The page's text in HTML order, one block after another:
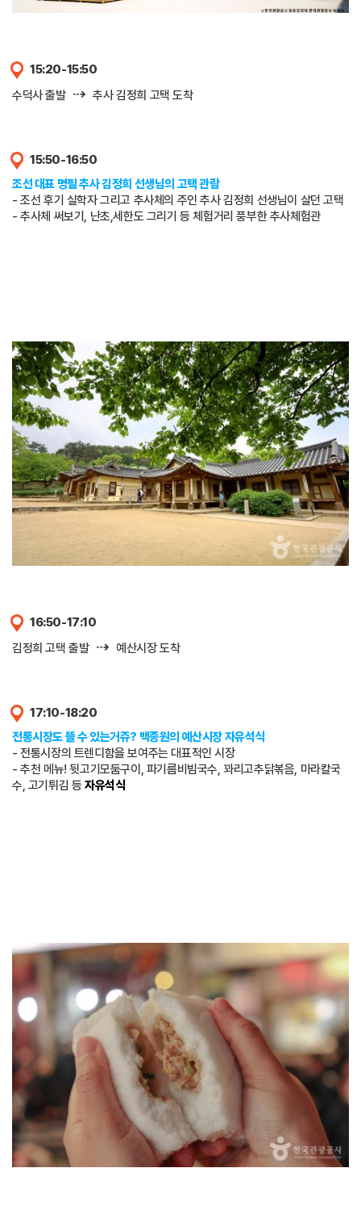
15:20-15:50
수덕사 출발 ⇢ 추사 김정희 고택 도착
15:50-16:50
조선 대표 명필 추사 김정희 선생님의 고택 관람
- 조선 후기 실학자 그리고 추사체의 주인 추사 김정희 선생님이 살던 고택
- 추사체 써보기, 난초,세한도 그리기 등 체험거리 풍부한 추사체험관
16:50-17:10
김정희 고택 출발 ⇢ 예산시장 도착
17:10-18:20
전통시장도 뜰 수 있는거쥬? 백종원의 예산시장 자유석식
- 전통시장의 트렌디함을 보여주는 대표적인 시장
- 추천 메뉴! 뒷고기모둠구이, 파기름비빔국수, 꽈리고추닭볶음, 마라칼국
수, 고기튀김 등 자유석식